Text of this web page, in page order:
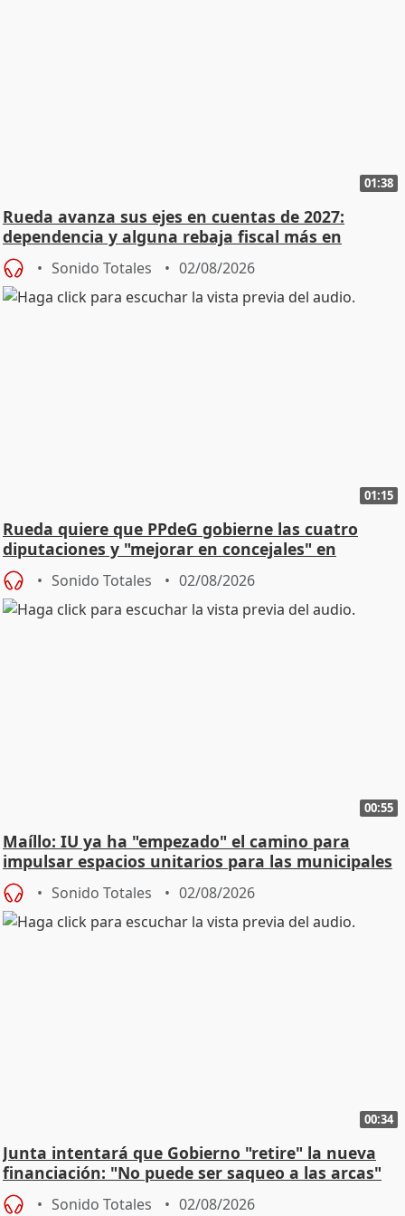
01:38
Rueda avanza sus ejes en cuentas de 2027:
dependencia y alguna rebaja fiscal más en
vivienda
Sonido Totales 02/08/2026
01:15
Rueda quiere que PPdeG gobierne las cuatro
diputaciones y "mejorar en concejales" en
ciudades
Sonido Totales 02/08/2026
00:55
Maíllo: IU ya ha "empezado" el camino para
impulsar espacios unitarios para las municipales
Sonido Totales 02/08/2026
00:34
Junta intentará que Gobierno "retire" la nueva
financiación: "No puede ser saqueo a las arcas"
Sonido Totales 02/08/2026